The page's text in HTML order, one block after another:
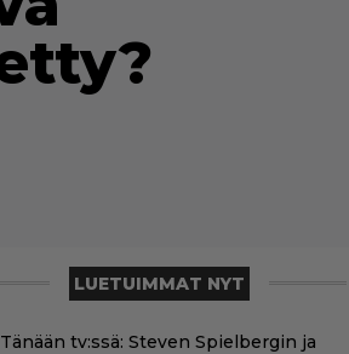
LUETUIMMAT NYT
Tänään tv:ssä: Steven Spielbergin ja